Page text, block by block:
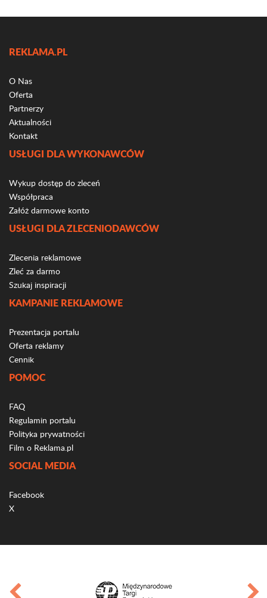
REKLAMA.PL
O Nas
Oferta
Partnerzy
Aktualności
Kontakt
USŁUGI DLA WYKONAWCÓW
Wykup dostęp do zleceń
Współpraca
Załóż darmowe konto
USŁUGI DLA ZLECENIODAWCÓW
Zlecenia reklamowe
Zleć za darmo
Szukaj inspiracji
KAMPANIE REKLAMOWE
Prezentacja portalu
Oferta reklamy
Cennik
POMOC
FAQ
Regulamin portalu
Polityka prywatności
Film o Reklama.pl
SOCIAL MEDIA
Facebook
X